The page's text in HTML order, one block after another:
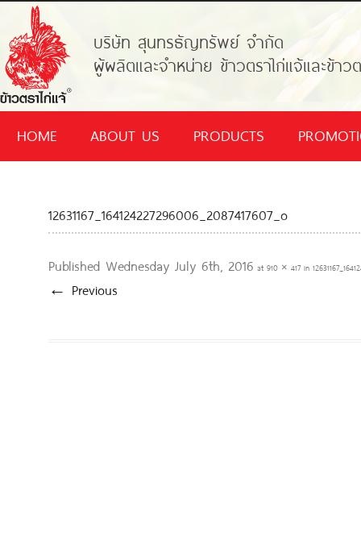
บริษัท สุนทรธัญทรัพย์ จำกัด
ผู้ผลิตและจำหน่าย ข้าวตราไก่แจ้และข้าวต
HOME ABOUT US PRODUCTS
12631167_164124227296006_2087417607_o
Published Wednesday July 6th, 2016 at 910 × 417in
← Previous